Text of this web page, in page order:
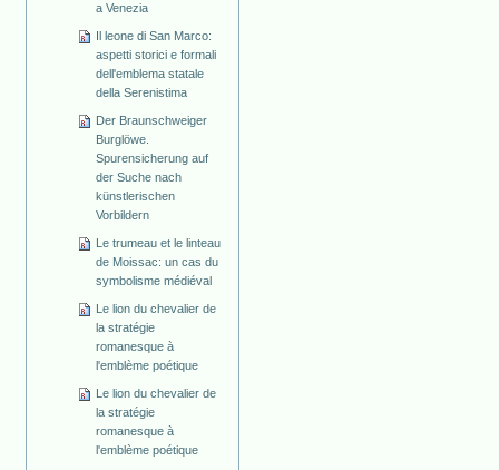
a Venezia
Il leone di San Marco:
aspetti storici e formali
dell'emblema statale
della Serenistima
Der Braunschweiger
Burglöwe.
Spurensicherung auf
der Suche nach
künstlerischen
Vorbildern
Le trumeau et le linteau
de Moissac: un cas du
symbolisme médiéval
Le lion du chevalier de
la stratégie
romanesque à
l'emblème poétique
Le lion du chevalier de
la stratégie
romanesque à
l'emblème poétique